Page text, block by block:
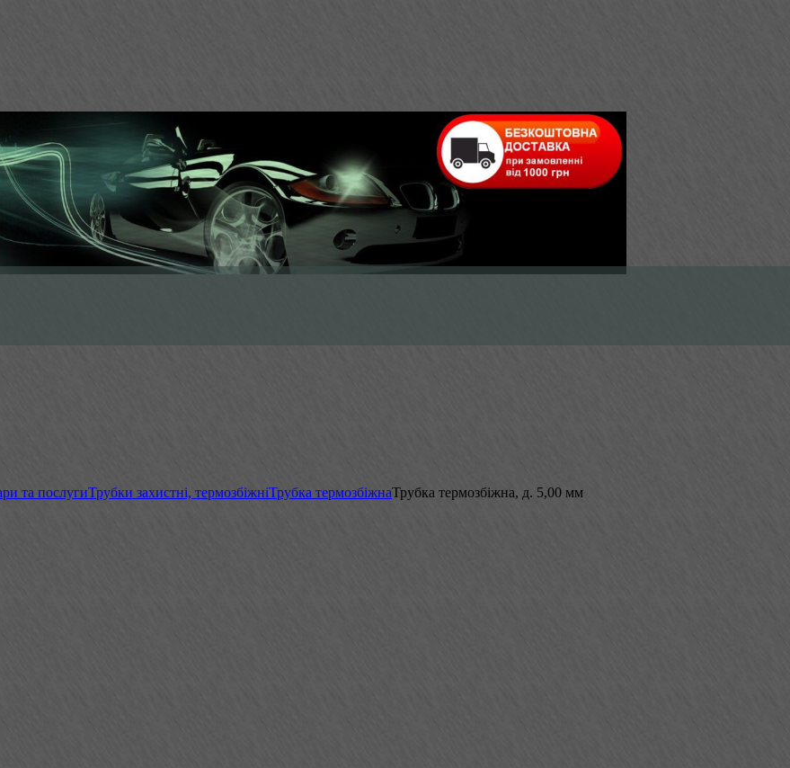
та послугиТрубки захистні, термозбіжніТрубка термозбіжнаТрубка термозбіжна, д. 5,00 мм